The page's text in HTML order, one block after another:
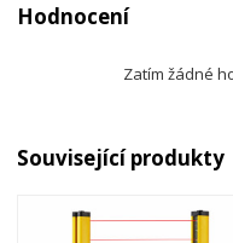
Hodnocení
Zatím žádné
Související produkty